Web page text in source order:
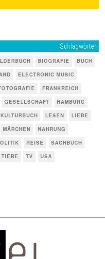
Schlagwörter
BIOGRAFIE
BUCH
ELECTRONIC MUSIC
FRANKREICH
GESELLSCHAFT
HAMBURG
KULTURBUCH LESEN
LIEBE
MÄRCHEN
NAHRUNG
REISE
SACHBUCH
TIERE TV
USA